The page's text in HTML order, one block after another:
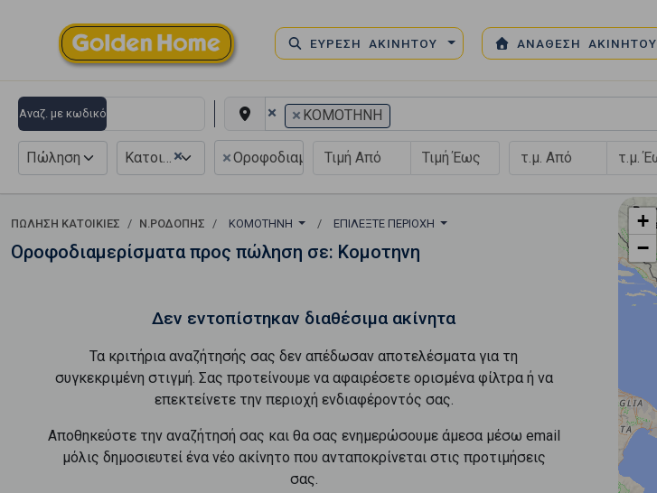
ΕΥΡΕΣΗ ΑΚΙΝΗΤΟΥ ΑΝΑΘΕΣΗ ΑΚΙΝΗΤΟΥ
Αναζ. με κωδικό × × ΚΟΜΟΤΗΝΗ
Πώληση ×
Κατοικία ×Οροφοδιαμέρισμα
ΠΏΛΗΣΗ ΚΑΤΟΙΚΊΕΣ Ν.ΡΟΔΟΠΗΣ ΚΟΜΟΤΗΝΗ ΕΠΙΛΈΞΤΕ ΠΕΡΙΟΧΉ
Οροφοδιαμερίσματα προς πώληση σε: Κομοτηνη
Δεν εντοπίστηκαν διαθέσιμα ακίνητα
Τα κριτήρια αναζήτησής σας δεν απέδωσαν αποτελέσματα για τη
συγκεκριμένη στιγμή. Σας προτείνουμε να αφαιρέσετε ορισμένα φίλτρα ή να
επεκτείνετε την περιοχή ενδιαφέροντός σας.
Αποθηκεύστε την αναζήτησή σας και θα σας ενημερώσουμε άμεσα μέσω email
μόλις δημοσιευτεί ένα νέο ακίνητο που ανταποκρίνεται στις προτιμήσεις
σας.
+
−